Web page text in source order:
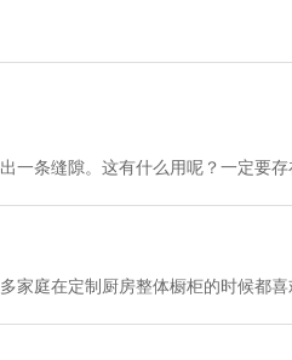
一条缝隙。这有什么用呢？一定要存
家庭在定制厨房整体橱柜的时候都喜